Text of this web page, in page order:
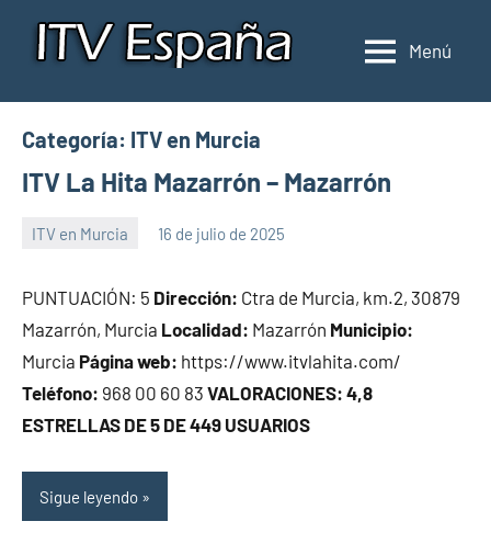
Inspección
de
en
Donde
España
Menú
Categoría: ITV en Murcia
ITV La Hita Mazarrón – Mazarrón
ITV en Murcia 16 de julio de 2025
PUNTUACIÓN: 5 Dirección: Ctra de Murcia, km.2, 30879
Mazarrón, Murcia Localidad: Mazarrón Municipio:
Murcia Página web: https://www.itvlahita.com/
Teléfono: 968 00 60 83 VALORACIONES: 4,8
ESTRELLAS DE 5 DE 449 USUARIOS
Sigue leyendo